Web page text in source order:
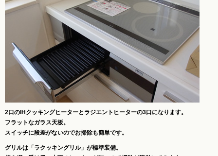
2口のIHクッキングヒーターとラジエントヒーターの3口になります。
フラットなガラス天板。
スイッチに段差がないのでお掃除も簡単です。
グリルは「ラクッキングリル」が標準装備。